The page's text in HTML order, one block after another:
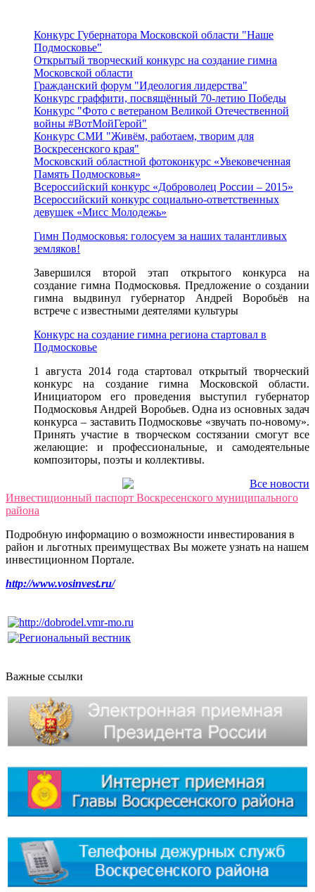
Конкурс Губернатора Московской области "Наше
Подмосковье"
Открытый творческий конкурс на создание гимна
Московской области
Гражданский форум "Идеология лидерства"
Конкурс граффити, посвящённый 70-летию Победы
Конкурс "Фото с ветераном Великой Отечественной
войны #ВотМойГерой"
Конкурс СМИ "Живём, работаем, творим для
Воскресенского края"
Московский областной фотоконкурс «Увековеченная
Память Подмосковья»
Всероссийский конкурс «Доброволец России – 2015»
Всероссийский конкурс социально-ответственных
девушек «Мисс Молодежь»
Гимн Подмосковья: голосуем за наших талантливых
земляков!
Завершился второй этап открытого конкурса на
создание гимна Подмосковья. Предложение о создании
гимна выдвинул губернатор Андрей Воробьёв на
встрече с известными деятелями культуры
Конкурс на создание гимна региона стартовал в
Подмосковье
1 августа 2014 года стартовал открытый творческий
конкурс на создание гимна Московской области.
Инициатором его проведения выступил губернатор
Подмосковья Андрей Воробьев. Одна из основных задач
конкурса – заставить Подмосковье «звучать по-новому».
Принять участие в творческом состязании смогут все
желающие: и профессиональные, и самодеятельные
композиторы, поэты и коллективы.
Все новости
Инвестиционный паспорт Воскресенского муниципального
района
Подробную информацию о возможности инвестирования в
район и льготных преимуществах Вы можете узнать на нашем
инвестиционном Портале.
http://www.vosinvest.ru/
Важные ссылки